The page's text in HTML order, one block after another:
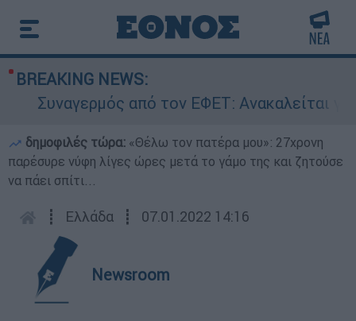
BREAKING NEWS:
Συναγερμός από τον ΕΦΕΤ: Ανακαλείται
δημοφιλές τώρα: «Θέλω τον πατέρα μου»: 27χρονη
παρέσυρε νύφη λίγες ώρες μετά το γάμο της και ζητούσε
να πάει σπίτι...
┋ Ελλάδα ┋ 07.01.2022 14:16
Newsroom